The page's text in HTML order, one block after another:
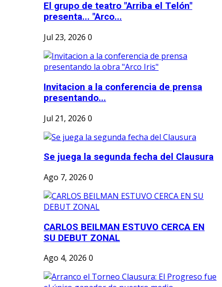
El grupo de teatro "Arriba el Telón"
presenta... "Arco...
Jul 23, 2026 0
Invitacion a la conferencia de prensa
presentando...
Jul 21, 2026 0
Se juega la segunda fecha del Clausura
Ago 7, 2026 0
CARLOS BEILMAN ESTUVO CERCA EN
SU DEBUT ZONAL
Ago 4, 2026 0